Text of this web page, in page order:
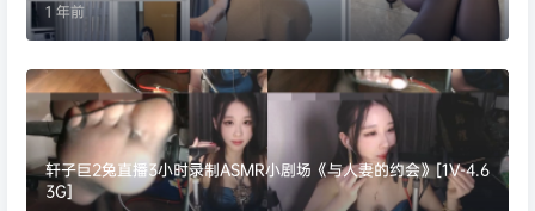
1 年前
轩子巨2兔直播3小时录制ASMR小剧场《与人妻的约会》[1V-4.6
3G]